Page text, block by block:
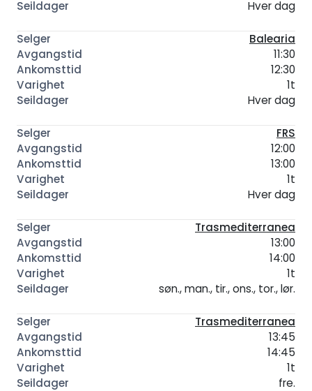
Hver dag
Balearia
11:30
12:30
1t
Hver dag
FRS
12:00
13:00
1t
Hver dag
Trasmediterranea
13:00
14:00
1t
søn., man., tir., ons., tor., lør.
Trasmediterranea
13:45
14:45
1t
fre.